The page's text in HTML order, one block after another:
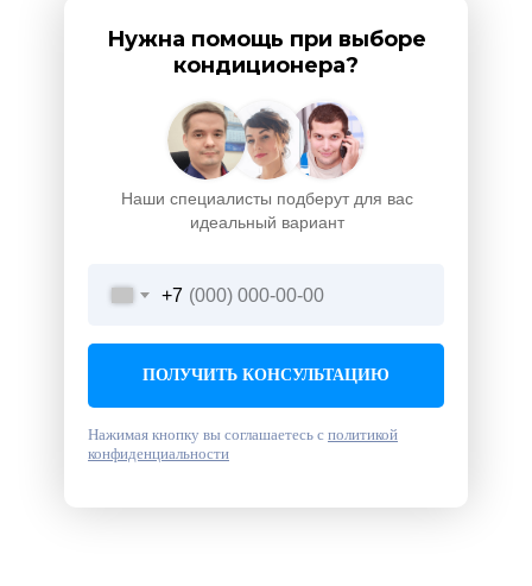
Наши специалисты подберут для вас
идеальный вариант
Нужна помощь при выборе
кондиционера?
+7
ПОЛУЧИТЬ КОНСУЛЬТАЦИЮ
Нажимая кнопку вы соглашаетесь с политикой
конфиденциальности